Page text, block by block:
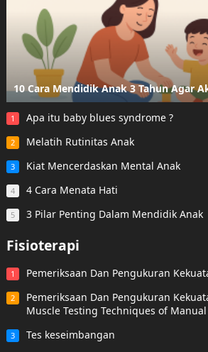
10 Cara Mendidik Anak 3 Tahun Agar
1 Apa itu baby blues syndrome ?
2 Melatih Rutinitas Anak
3 Kiat Mencerdaskan Mental Anak
4 4 Cara Menata Hati
5 3 Pilar Penting Dalam Mendidik Anak
Fisioterapi
1 Pemeriksaan Dan Pengukuran
2
Pemeriksaan Dan Pengukuran
Muscle Testing Techniques of
3 Tes keseimbangan